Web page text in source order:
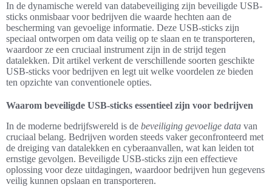
In de dynamische wereld van databeveiliging zijn beveiligde USB-
sticks onmisbaar voor bedrijven die waarde hechten aan de
bescherming van gevoelige informatie. Deze USB-sticks zijn
speciaal ontworpen om data veilig op te slaan en te transporteren,
waardoor ze een cruciaal instrument zijn in de strijd tegen
datalekken. Dit artikel verkent de verschillende soorten geschikte
USB-sticks voor bedrijven en legt uit welke voordelen ze bieden
ten opzichte van conventionele opties.
Waarom beveiligde USB-sticks essentieel zijn voor bedrijven
In de moderne bedrijfswereld is de beveiliging gevoelige data van
cruciaal belang. Bedrijven worden steeds vaker geconfronteerd met
de dreiging van datalekken en cyberaanvallen, wat kan leiden tot
ernstige gevolgen. Beveiligde USB-sticks zijn een effectieve
oplossing voor deze uitdagingen, waardoor bedrijven hun gegevens
veilig kunnen opslaan en transporteren.